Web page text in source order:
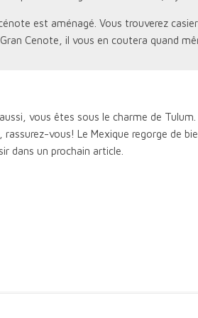
est aménagé. Vous trouverez
Cenote, il vous en coutera quand
vous êtes sous le charme de
rassurez-vous! Le Mexique regorge de
dans un prochain article.